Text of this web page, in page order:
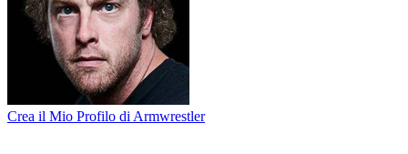
Crea il Mio Profilo di Armwrestler